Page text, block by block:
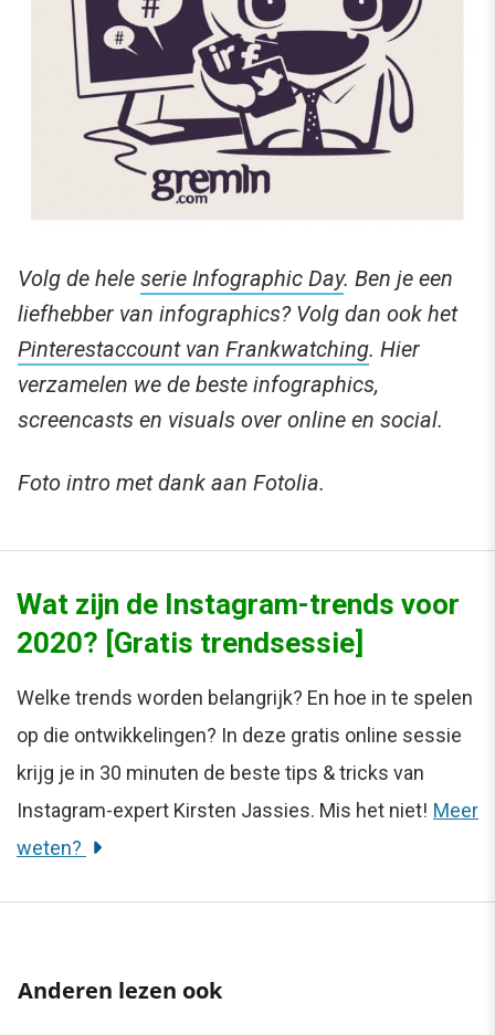
Volg de hele serie Infographic Day. Ben je een
liefhebber van infographics? Volg dan ook het
Pinterestaccount van Frankwatching. Hier
verzamelen we de beste infographics,
screencasts en visuals over online en social.
Foto intro met dank aan Fotolia.
Wat zijn de Instagram-trends voor
2020? [Gratis trendsessie]
Welke trends worden belangrijk? En hoe in te spelen
op die ontwikkelingen? In deze gratis online sessie
krijg je in 30 minuten de beste tips & tricks van
Instagram-expert Kirsten Jassies. Mis het niet! Meer
weten?
Anderen lezen ook